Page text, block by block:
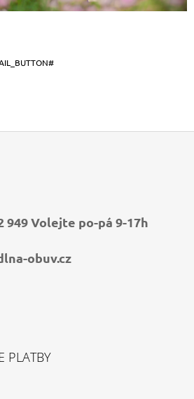
949 Volejte po-pá 9-17h
obuv.cz
PLATBY